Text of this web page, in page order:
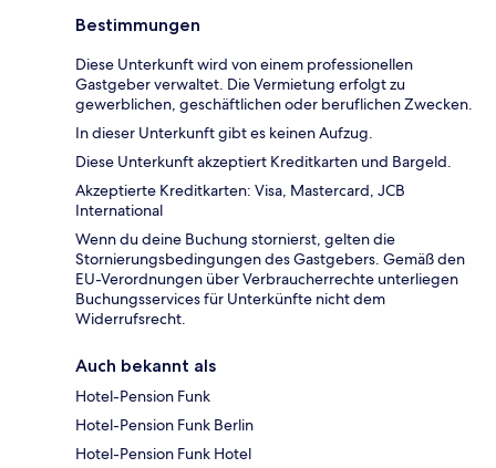
Bestimmungen
Diese Unterkunft wird von einem professionellen
Gastgeber verwaltet. Die Vermietung erfolgt zu
gewerblichen, geschäftlichen oder beruflichen Zwecken.
In dieser Unterkunft gibt es keinen Aufzug.
Diese Unterkunft akzeptiert Kreditkarten und Bargeld.
Akzeptierte Kreditkarten: Visa, Mastercard, JCB
International
Wenn du deine Buchung stornierst, gelten die
Stornierungsbedingungen des Gastgebers. Gemäß den
EU-Verordnungen über Verbraucherrechte unterliegen
Buchungsservices für Unterkünfte nicht dem
Widerrufsrecht.
Auch bekannt als
Hotel-Pension Funk
Hotel-Pension Funk Berlin
Hotel-Pension Funk Hotel